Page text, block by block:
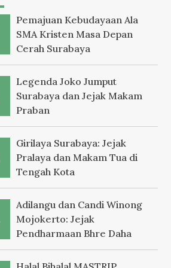
Pemajuan Kebudayaan Ala
SMA Kristen Masa Depan
Cerah Surabaya
Legenda Joko Jumput
Surabaya dan Jejak Makam
Praban
Girilaya Surabaya: Jejak
Pralaya dan Makam Tua di
Tengah Kota
Adilangu dan Candi Winong
Mojokerto: Jejak
Pendharmaan Bhre Daha